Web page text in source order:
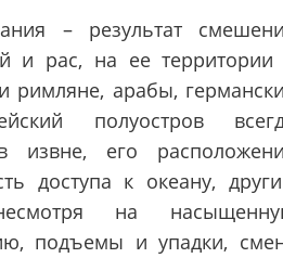
– результат
и рас, на ее территории
римляне, арабы,
полуостров
извне, его
доступа к океану,
на
подъемы и упадки,